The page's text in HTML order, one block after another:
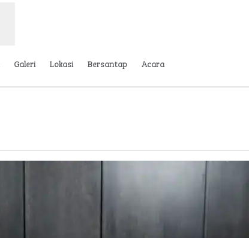
Galeri Lokasi Bersantap Acara